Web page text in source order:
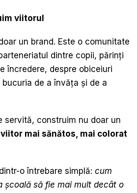
viitorul
un brand. Este o comunitate
dintre copii, părinți
încredere, despre obiceiuri
de a învăța și de a
servită, construim nu doar un
mai sănătos, mai colorat
o întrebare simplă: cum
școală să fie mai mult decât o